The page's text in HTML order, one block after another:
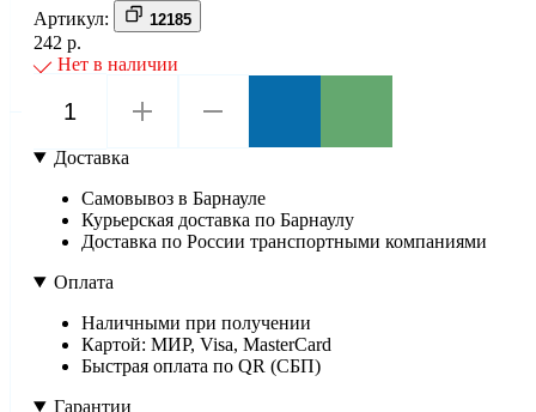
Артикул:
12185
242 р.
Нет в наличии
Доставка
Самовывоз в Барнауле
Курьерская доставка по Барнаулу
Доставка по России транспортными компаниями
Оплата
Наличными при получении
Картой: МИР, Visa, MasterCard
Быстрая оплата по QR (СБП)
Гарантии